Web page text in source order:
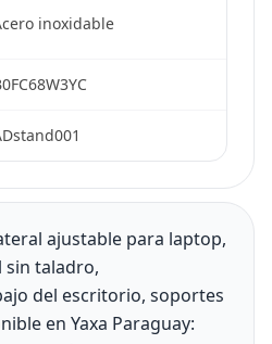
inoxidable
ajustable para laptop,
taladro,
del escritorio, soportes
en Yaxa Paraguay: